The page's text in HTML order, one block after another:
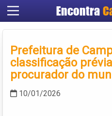
Encontra
Prefeitura de
classificação
procurador do
10/01/2026